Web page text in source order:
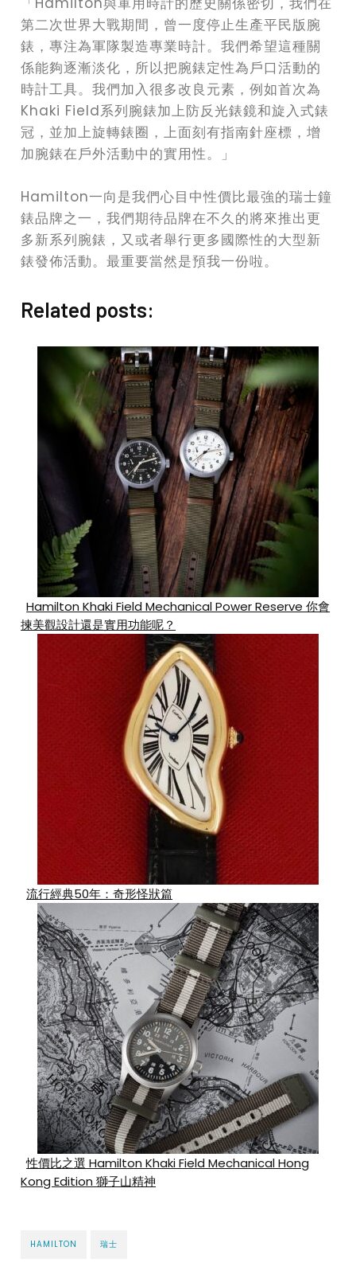
第二次世界大戰期間，曾一度停止生產平民版腕
錶，專注為軍隊製造專業時計。我們希望這種關
係能夠逐漸淡化，所以把腕錶定性為戶口活動的
時計工具。我們加入很多改良元素，例如首次為
Khaki Field系列腕錶加上防反光錶鏡和旋入式錶
冠，並加上旋轉錶圈，上面刻有指南針座標，增
加腕錶在戶外活動中的實用性。」
Hamilton一向是我們心目中性價比最強的瑞士鐘
錶品牌之一，我們期待品牌在不久的將來推出更
多新系列腕錶，又或者舉行更多國際性的大型新
錶發佈活動。最重要當然是預我一份啦。
Related posts:
Hamilton Khaki Field Mechanical Power Reserve 你會
揀美觀設計還是實用功能呢？
流行經典50年：奇形怪狀篇
性價比之選 Hamilton Khaki Field Mechanical Hong
Kong Edition 獅子山精神
HAMILTON 瑞士